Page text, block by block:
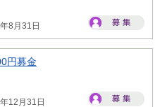
8月31日
円募金
12月31日